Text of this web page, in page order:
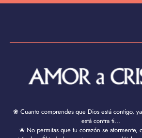
❀ Cuanto comprendes que Dios está contigo,
está contra ti...
❀ No permitas que tu corazón se atormente,